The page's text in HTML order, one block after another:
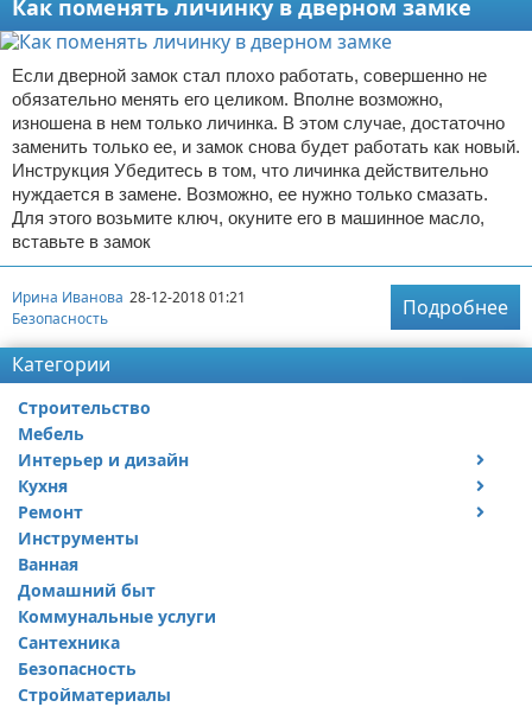
Как поменять личинку в дверном замке
Если дверной замок стал плохо работать, совершенно не
обязательно менять его целиком. Вполне возможно,
изношена в нем только личинка. В этом случае, достаточно
заменить только ее, и замок снова будет работать как новый.
Инструкция Убедитесь в том, что личинка действительно
нуждается в замене. Возможно, ее нужно только смазать.
Для этого возьмите ключ, окуните его в машинное масло,
вставьте в замок
Ирина Иванова 28-12-2018 01:21
Безопасность
Подробнее
Категории
Строительство
Мебель
Интерьер и дизайн
Дизайн дачи
Дизайн квартиры
Кухня
Посуда
Ремонт
Ремонт дачи
Ремонт квартиры
Инструменты
Ванная
Домашний быт
Коммунальные услуги
Сантехника
Безопасность
Стройматериалы